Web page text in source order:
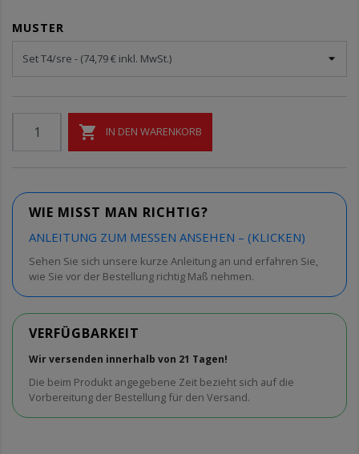
MUSTER
 IN DEN WARENKORB
WIE MISST MAN RICHTIG?
ANLEITUNG ZUM MESSEN ANSEHEN – (KLICKEN)
Sehen Sie sich unsere kurze Anleitung an und erfahren Sie,
wie Sie vor der Bestellung richtig Maß nehmen.
VERFÜGBARKEIT
Wir versenden innerhalb von 21 Tagen!
Die beim Produkt angegebene Zeit bezieht sich auf die
Vorbereitung der Bestellung für den Versand.